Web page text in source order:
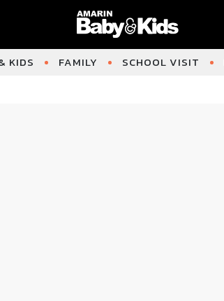
KIDS FAMILY SCHOOL VISIT